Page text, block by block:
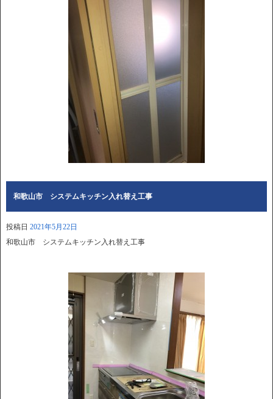
和歌山市 システムキッチン入れ替え工事
投稿日 2021年5月22日
和歌山市 システムキッチン入れ替え工事